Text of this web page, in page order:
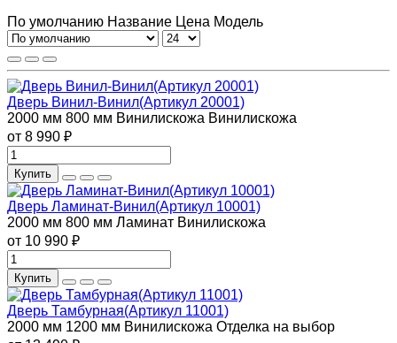
По умолчанию Название Цена Модель
Дверь Винил-Винил(Артикул 20001)
2000 мм 800 мм Винилискожа Винилискожа
от 8 990 ₽
Купить
Дверь Ламинат-Винил(Артикул 10001)
2000 мм 800 мм Ламинат Винилискожа
от 10 990 ₽
Купить
Дверь Тамбурная(Артикул 11001)
2000 мм 1200 мм Винилискожа Отделка на выбор